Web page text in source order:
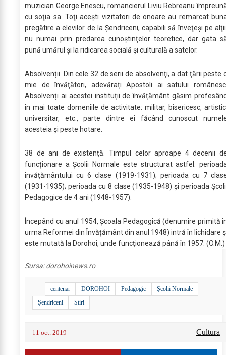
muzician George Enescu, romancierul Liviu Rebreanu
cu soţia sa. Toţi aceşti vizitatori de onoare au remarcat
pregătire a elevilor de la Şendriceni, capabili să înveţeşi pe
nu numai prin predarea cunoştinţelor teoretice, dar gata
pună umărul şi la ridicarea socială şi culturală a satelor.
Absolvenții. Din cele 32 de serii de absolvenţi, a dat ţării peste
mie de învăţători, adevărați Apostoli ai satului
Absolvenți ai acestei instituții de învățământ găsim
în mai toate domeniile de activitate: militar, bisericesc,
universitar, etc., parte dintre ei făcând cunoscut
acesteia și peste hotare.
38 de ani de existență. Timpul celor aproape 4 decenii
funcționare a Școlii Normale este structurat astfel:
învățământului cu 6 clase (1919-1931); perioada cu 7
(1931-1935); perioada cu 8 clase (1935-1948) şi perioada
Pedagogice de 4 ani (1948-1957).
Începând cu anul 1954, Școala Pedagogică (denumire primită
urma Reformei din Învățământ din anul 1948) intră în lichidare
este mutată la Dorohoi, unde funcționează până în 1957. (O.M.)
Sursa:dorohoinews.ro
centenar DOROHOI Pedagogic
Școlii Normale
Șendriceni
Stiri
11 oct. 2019 Cultura